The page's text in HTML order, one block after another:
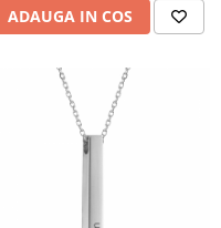
ADAUGA IN COS